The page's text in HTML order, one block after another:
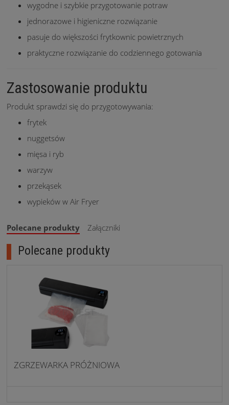
wygodne i szybkie przygotowanie potraw
jednorazowe i higieniczne rozwiązanie
pasuje do większości frytkownic powietrznych
praktyczne rozwiązanie do codziennego gotowania
Zastosowanie produktu
Produkt sprawdzi się do przygotowywania:
frytek
nuggetsów
mięsa i ryb
warzyw
przekąsek
wypieków w Air Fryer
Polecane produkty Załączniki
Polecane produkty
ZGRZEWARKA PRÓŻNIOWA